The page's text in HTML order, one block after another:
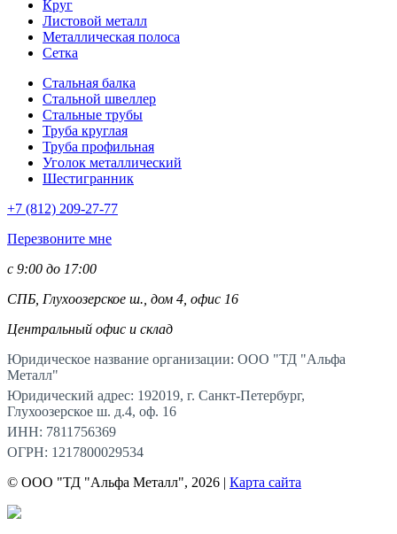
Круг
Листовой металл
Металлическая полоса
Сетка
Стальная балка
Стальной швеллер
Стальные трубы
Труба круглая
Труба профильная
Уголок металлический
Шестигранник
+7 (812) 209-27-77
Перезвоните мне
с 9:00 до 17:00
СПБ, Глухоозерское ш., дом 4, офис 16
Центральный офис и склад
Юридическое название организации: ООО "ТД "Альфа
Металл"
Юридический адрес: 192019, г. Санкт-Петербург,
Глухоозерское ш. д.4, оф. 16
ИНН: 7811756369
ОГРН: 1217800029534
© ООО "ТД "Альфа Металл", 2026 | Карта сайта